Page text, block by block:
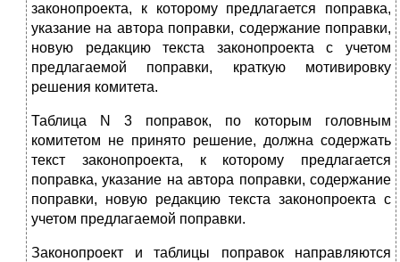
законопроекта, к которому предлагается поправка,
указание на автора поправки, содержание поправки,
новую редакцию текста законопроекта с учетом
предлагаемой поправки, краткую мотивировку
решения комитета.
Таблица N 3 поправок, по которым головным
комитетом не принято решение, должна содержать
текст законопроекта, к которому предлагается
поправка, указание на автора поправки, содержание
поправки, новую редакцию текста законопроекта с
учетом предлагаемой поправки.
Законопроект и таблицы поправок направляются